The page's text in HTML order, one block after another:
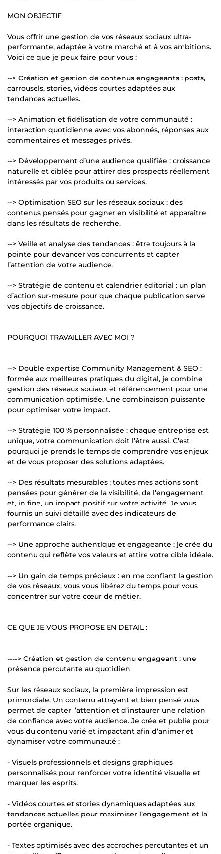
MON OBJECTIF
Vous offrir une gestion de vos réseaux sociaux ultra-
performante, adaptée à votre marché et à vos ambitions.
Voici ce que je peux faire pour vous :
--> Création et gestion de contenus engageants : posts,
carrousels, stories, vidéos courtes adaptées aux
tendances actuelles.
--> Animation et fidélisation de votre communauté :
interaction quotidienne avec vos abonnés, réponses aux
commentaires et messages privés.
--> Développement d’une audience qualifiée : croissance
naturelle et ciblée pour attirer des prospects réellement
intéressés par vos produits ou services.
--> Optimisation SEO sur les réseaux sociaux : des
contenus pensés pour gagner en visibilité et apparaître
dans les résultats de recherche.
--> Veille et analyse des tendances : être toujours à la
pointe pour devancer vos concurrents et capter
l’attention de votre audience.
--> Stratégie de contenu et calendrier éditorial : un plan
d’action sur-mesure pour que chaque publication serve
vos objectifs de croissance.
POURQUOI TRAVAILLER AVEC MOI ?
--> Double expertise Community Management & SEO :
formée aux meilleures pratiques du digital, je combine
gestion des réseaux sociaux et référencement pour une
communication optimisée. Une combinaison puissante
pour optimiser votre impact.
--> Stratégie 100 % personnalisée : chaque entreprise est
unique, votre communication doit l’être aussi. C’est
pourquoi je prends le temps de comprendre vos enjeux
et de vous proposer des solutions adaptées.
--> Des résultats mesurables : toutes mes actions sont
pensées pour générer de la visibilité, de l’engagement
et, in fine, un impact positif sur votre activité. Je vous
fournis un suivi détaillé avec des indicateurs de
performance clairs.
--> Une approche authentique et engageante : je crée du
contenu qui reflète vos valeurs et attire votre cible idéale.
--> Un gain de temps précieux : en me confiant la gestion
de vos réseaux, vous vous libérez du temps pour vous
concentrer sur votre cœur de métier.
CE QUE JE VOUS PROPOSE EN DETAIL :
----> Création et gestion de contenu engageant : une
présence percutante au quotidien
Sur les réseaux sociaux, la première impression est
primordiale. Un contenu attrayant et bien pensé vous
permet de capter l’attention et d’instaurer une relation
de confiance avec votre audience. Je crée et publie pour
vous du contenu varié et impactant afin d’animer et
dynamiser votre communauté :
- Visuels professionnels et designs graphiques
personnalisés pour renforcer votre identité visuelle et
marquer les esprits.
- Vidéos courtes et stories dynamiques adaptées aux
tendances actuelles pour maximiser l’engagement et la
portée organique.
- Textes optimisés avec des accroches percutantes et un